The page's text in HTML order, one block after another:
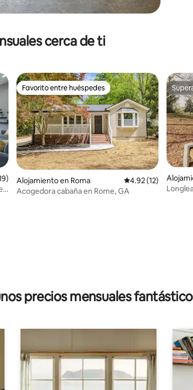
cerca de ti
promedio: 5 de 5, 19 reseñas
Favorito entre huéspedes
Favorito entre huéspedes
Alojamiento en Roma Calificación
4.92 (12)
Acogedora cabaña en Rome, GA
precios mensuales